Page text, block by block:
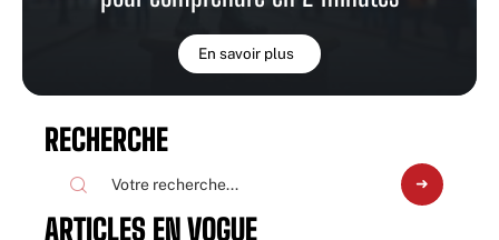
En savoir plus
RECHERCHE
ARTICLES EN VOGUE